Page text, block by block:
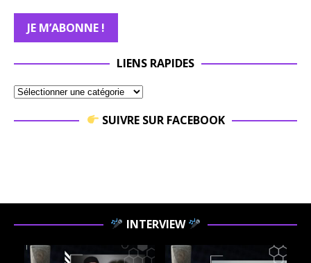
LIENS RAPIDES
SUIVRE SUR FACEBOOK
INTERVIEW